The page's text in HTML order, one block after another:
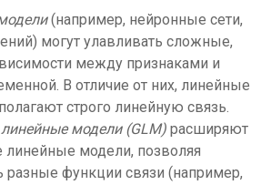
(например, нейронные сети,
могут улавливать сложные,
между признаками и
В отличие от них, линейные
строго линейную связь.
модели (GLM) расширяют
линейные модели, позволяя
разные функции связи (например,